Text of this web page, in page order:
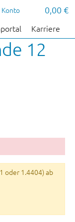
0,00 €
Karriere
12
oder 1.4404) ab